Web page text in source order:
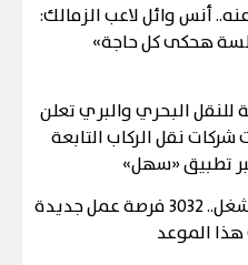
أنس وائل لاعب الزمالك:
هحكى كل حاجة»
للنقل البحري والبري تعلن
شركات نقل الركاب التابعة
تطبيق «سهل»
لو بتدور على شغل.. 3032 فرصة عمل جديدة
الموعد